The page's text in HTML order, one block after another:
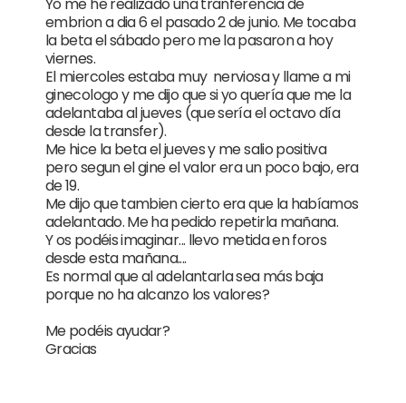
embrion a dia 6 el pasado 2 de junio. Me tocaba
la beta el sábado pero me la pasaron a hoy
viernes.
El miercoles estaba muy nerviosa y llame a mi
ginecologo y me dijo que si yo quería que me la
adelantaba al jueves (que sería el octavo día
desde la transfer).
Me hice la beta el jueves y me salio positiva
pero segun el gine el valor era un poco bajo, era
de 19.
Me dijo que tambien cierto era que la habíamos
adelantado. Me ha pedido repetirla mañana.
Y os podéis imaginar... llevo metida en foros
desde esta mañana....
Es normal que al adelantarla sea más baja
porque no ha alcanzo los valores?
Me podéis ayudar?
Gracias